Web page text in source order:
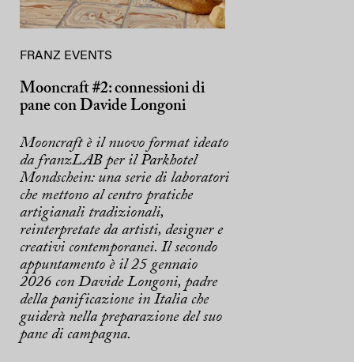
FRANZ EVENTS
Mooncraft #2: connessioni di
pane con Davide Longoni
Mooncraft è il nuovo format ideato
da franzLAB per il Parkhotel
Mondschein: una serie di laboratori
che mettono al centro pratiche
artigianali tradizionali,
reinterpretate da artisti, designer e
creativi contemporanei. Il secondo
appuntamento è il 25 gennaio
2026 con Davide Longoni, padre
della panificazione in Italia che
guiderà nella preparazione del suo
pane di campagna.